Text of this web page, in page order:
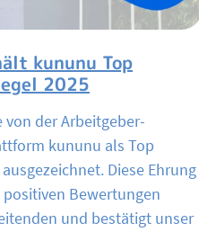
kununu Top
2025
von der Arbeitgeber-
kununu als Top
Diese Ehrung
Bewertungen
und bestätigt unser